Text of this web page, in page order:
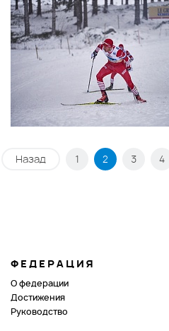
Назад 1 2 3 4
ФЕДЕРАЦИЯ
О федерации
Достижения
Руководство